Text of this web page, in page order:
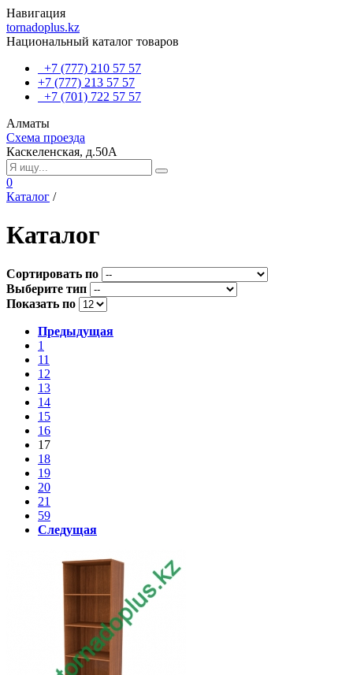
Навигация
tornadoplus.kz
Национальный каталог товаров
+7 (777) 210 57 57
+7 (777) 213 57 57
+7 (701) 722 57 57
Алматы
Схема проезда
Каскеленская, д.50А
0
Каталог /
Каталог
Сортировать по
Выберите тип
Показать по
Предыдущая
1
11
12
13
14
15
16
17
18
19
20
21
59
Следущая